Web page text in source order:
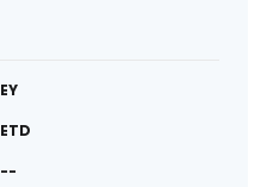
EY
ETD
--